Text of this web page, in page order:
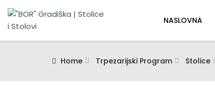
NASLOVNA
Home Trpezarijski Program Stolice